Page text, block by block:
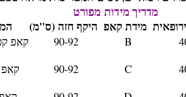
מדריך מידות מפורט
מידת קאפ היקף חזה (ס"מ)
B
90-92
קאפ
C
90-92
קאפ